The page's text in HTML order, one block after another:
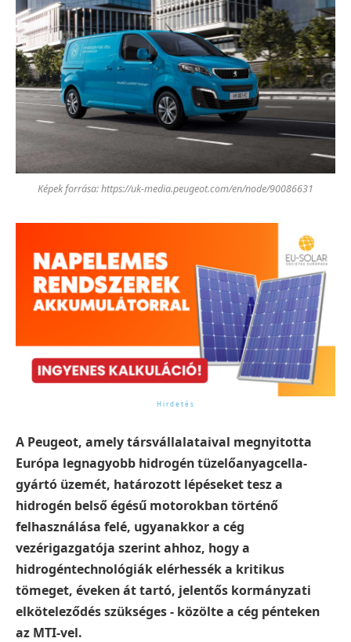
Képek forrása: https://uk-media.peugeot.com/en/node/90086631
A Peugeot, amely társvállalataival megnyitotta
Európa legnagyobb hidrogén tüzelőanyagcella-
gyártó üzemét, határozott lépéseket tesz a
hidrogén belső égésű motorokban történő
felhasználása felé, ugyanakkor a cég
vezérigazgatója szerint ahhoz, hogy a
hidrogéntechnológiák elérhessék a kritikus
tömeget, éveken át tartó, jelentős kormányzati
elköteleződés szükséges - közölte a cég pénteken
az MTI-vel.